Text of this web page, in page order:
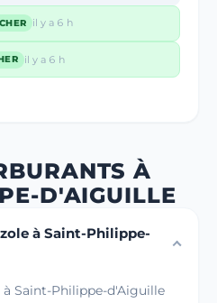
il y a 6 h
il y a 6 h
À
D'AIGUILLE
à Saint-Philippe-
à Saint-Philippe-d'Aiguille